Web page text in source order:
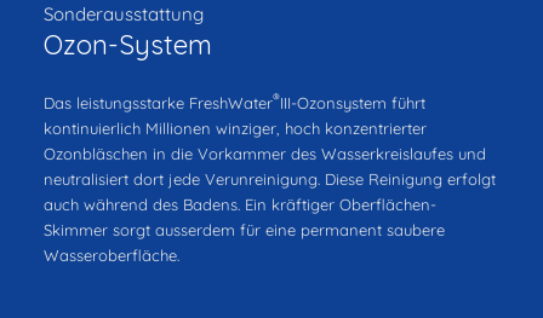
Sonderausstattung
Ozon-System
Das leistungsstarke FreshWater®III-Ozonsystem führt
kontinuierlich Millionen winziger, hoch konzentrierter
Ozonbläschen in die Vorkammer des Wasserkreislaufes und
neutralisiert dort jede Verunreinigung. Diese Reinigung erfolgt
auch während des Badens. Ein kräftiger Oberflächen-
Skimmer sorgt ausserdem für eine permanent saubere
Wasseroberfläche.